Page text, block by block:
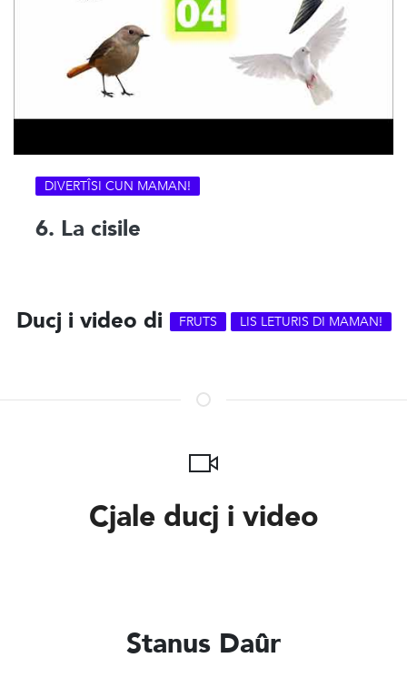
DIVERTÎSI CUN MAMAN!
6. La cisile
Ducj i video di FRUTS LIS LETURIS DI MAMAN!
Cjale ducj i video
Stanus Daûr